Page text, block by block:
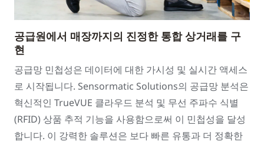
공급원에서 매장까지의 진정한 통합 상거래를 구
현
공급망 민첩성은 데이터에 대한 가시성 및 실시간 액세스
로 시작됩니다. Sensormatic Solutions의 공급망 분석은
혁신적인 TrueVUE 클라우드 분석 및 무선 주파수 식별
(RFID) 상품 추적 기능을 사용함으로써 이 민첩성을 달성
합니다. 이 강력한 솔루션은 보다 빠른 유통과 더 정확한